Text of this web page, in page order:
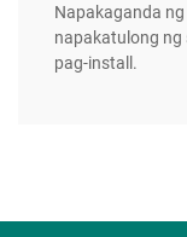
Napakaganda
napakatulong
pag-install.